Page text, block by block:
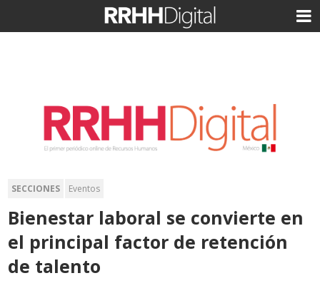
SECCIONES Eventos
Bienestar laboral se convierte en
el principal factor de retención
de talento